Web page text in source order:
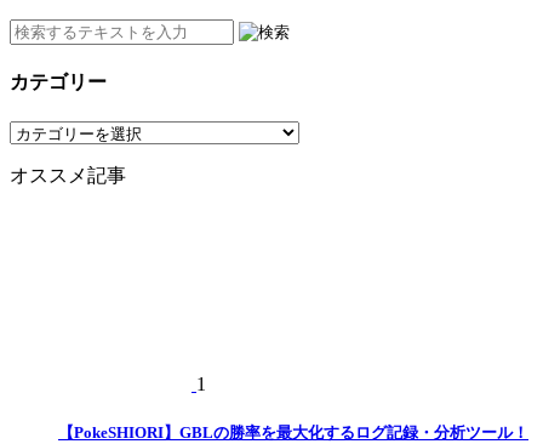
カテゴリー
カ
ゴ
オススメ記事
1
【PokeSHIORI】GBLの勝率を最大化するログ記録・分析ツール！